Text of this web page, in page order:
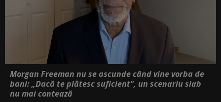
Morgan Freeman nu se ascunde când vine vorba de
bani: „Dacă te plătesc suficient”, un scenariu slab
nu mai contează